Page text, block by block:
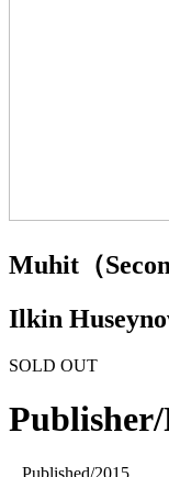
Muhit（
Ilkin
SOLD OUT
Published/2015